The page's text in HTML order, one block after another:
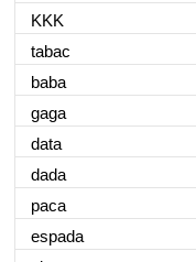
KKK
tabac
baba
gaga
data
dada
paca
espada